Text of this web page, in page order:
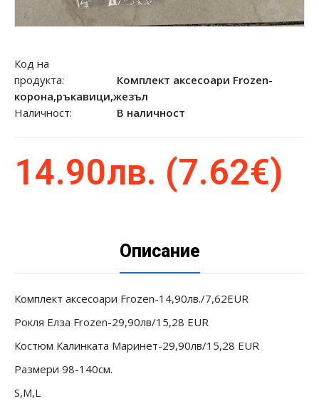
Код на
продукта:
Комплект аксесоари Frozen-
корона,ръкавици,жезъл
Наличност:
В наличност
14.90лв. (7.62€)
Описание
Комплект аксесоари Frozen-14,90лв./7,62EUR
Рокля Елза Frozen-29,90лв/15,28 EUR
Костюм Калинката Маринет-29,90лв/15,28 EUR
Размери 98-140см.
S,M,L